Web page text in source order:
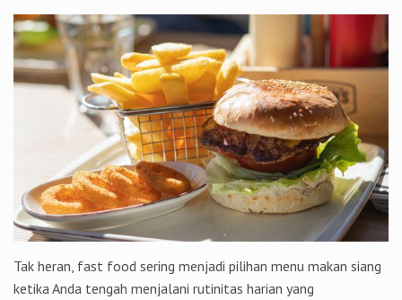
Tak heran, fast food sering menjadi pilihan menu makan siang
ketika Anda tengah menjalani rutinitas harian yang